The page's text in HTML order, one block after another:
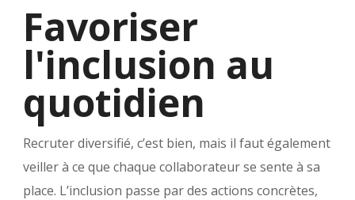
Favoriser
l'inclusion au
quotidien
Recruter diversifié, c’est bien, mais il faut également
veiller à ce que chaque collaborateur se sente à sa
place. L’inclusion passe par des actions concrètes,